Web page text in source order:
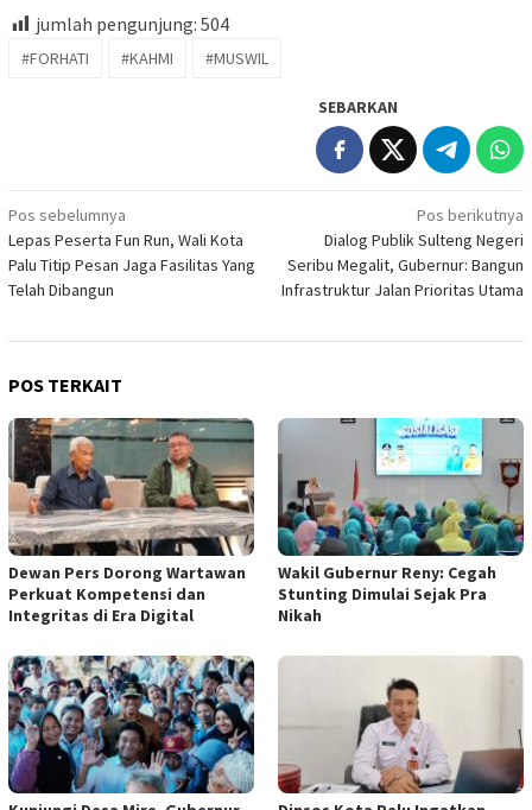
jumlah pengunjung: 504
#FORHATI #KAHMI #MUSWIL
SEBARKAN
Navigasi
pos
Pos sebelumnya
Lepas Peserta Fun Run, Wali Kota
Palu Titip Pesan Jaga Fasilitas Yang
Telah Dibangun
Pos berikutnya
Dialog Publik Sulteng Negeri
Seribu Megalit, Gubernur: Bangun
Infrastruktur Jalan Prioritas Utama
POS TERKAIT
Dewan Pers Dorong Wartawan
Perkuat Kompetensi dan
Integritas di Era Digital
Wakil Gubernur Reny: Cegah
Stunting Dimulai Sejak Pra
Nikah